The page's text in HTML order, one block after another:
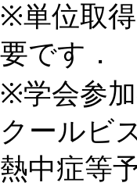
※単位取
要です．
※学会参
クールビ
熱中症等